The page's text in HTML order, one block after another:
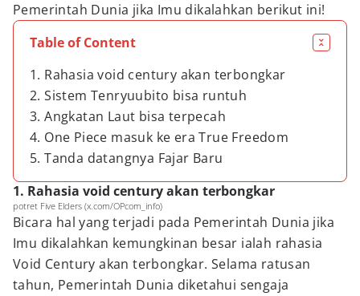
Pemerintah Dunia jika Imu dikalahkan berikut ini!
Table of Content
1. Rahasia void century akan terbongkar
2. Sistem Tenryuubito bisa runtuh
3. Angkatan Laut bisa terpecah
4. One Piece masuk ke era True Freedom
5. Tanda datangnya Fajar Baru
1. Rahasia void century akan terbongkar
potret Five Elders (x.com/OPcom_info)
Bicara hal yang terjadi pada Pemerintah Dunia jika
Imu dikalahkan kemungkinan besar ialah rahasia
Void Century akan terbongkar. Selama ratusan
tahun, Pemerintah Dunia diketahui sengaja